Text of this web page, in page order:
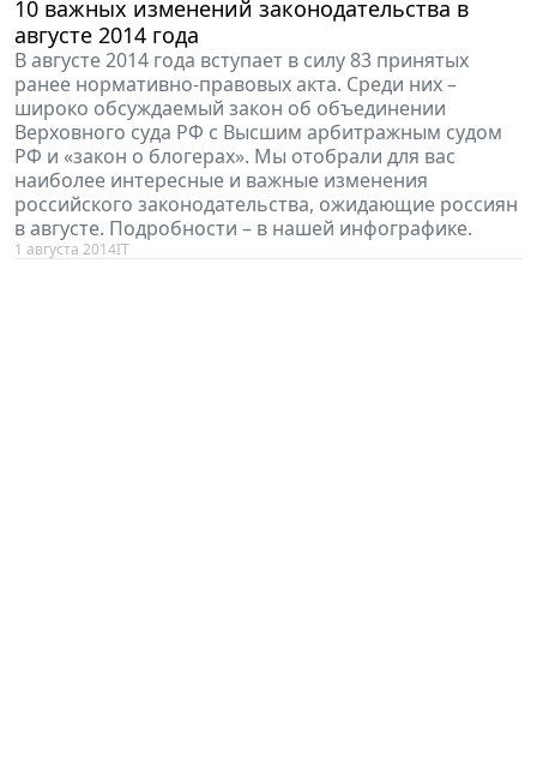
10 важных изменений законодательства в
августе 2014 года
В августе 2014 года вступает в силу 83 принятых
ранее нормативно-правовых акта. Среди них –
широко обсуждаемый закон об объединении
Верховного суда РФ с Высшим арбитражным судом
РФ и «закон о блогерах». Мы отобрали для вас
наиболее интересные и важные изменения
российского законодательства, ожидающие россиян
в августе. Подробности – в нашей инфографике.
1 августа 2014IT